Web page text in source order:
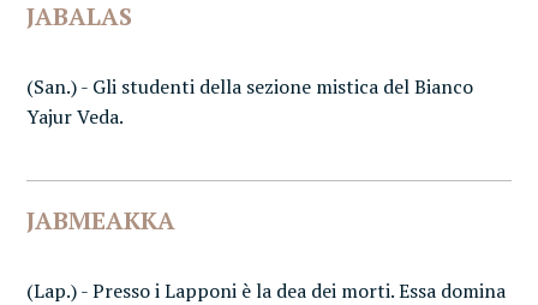
JABALAS
(San.) - Gli studenti della sezione mistica del Bianco
Yajur Veda.
JABMEAKKA
(Lap.) - Presso i Lapponi è la dea dei morti. Essa domina